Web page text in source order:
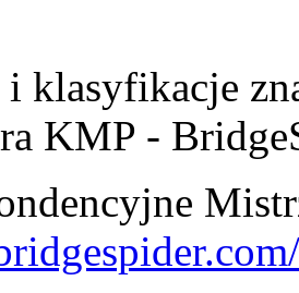
klasyfikacje
KMP -